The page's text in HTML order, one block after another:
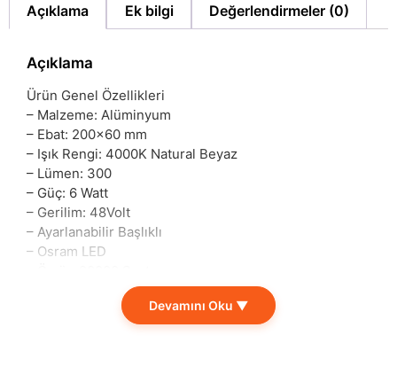
Açıklama Ek bilgi Değerlendirmeler (0)
Açıklama
Ürün Genel Özellikleri
– Malzeme: Alüminyum
– Ebat: 200×60 mm
– Işık Rengi: 4000K Natural Beyaz
– Lümen: 300
– Güç: 6 Watt
– Gerilim: 48Volt
– Ayarlanabilir Başlıklı
– Osram LED
Aydınlatma konusunda yenilik arayışında olan
kullanıcılar için ideal bir seçim sunan bu ürün, hem
Devamını Oku ▼